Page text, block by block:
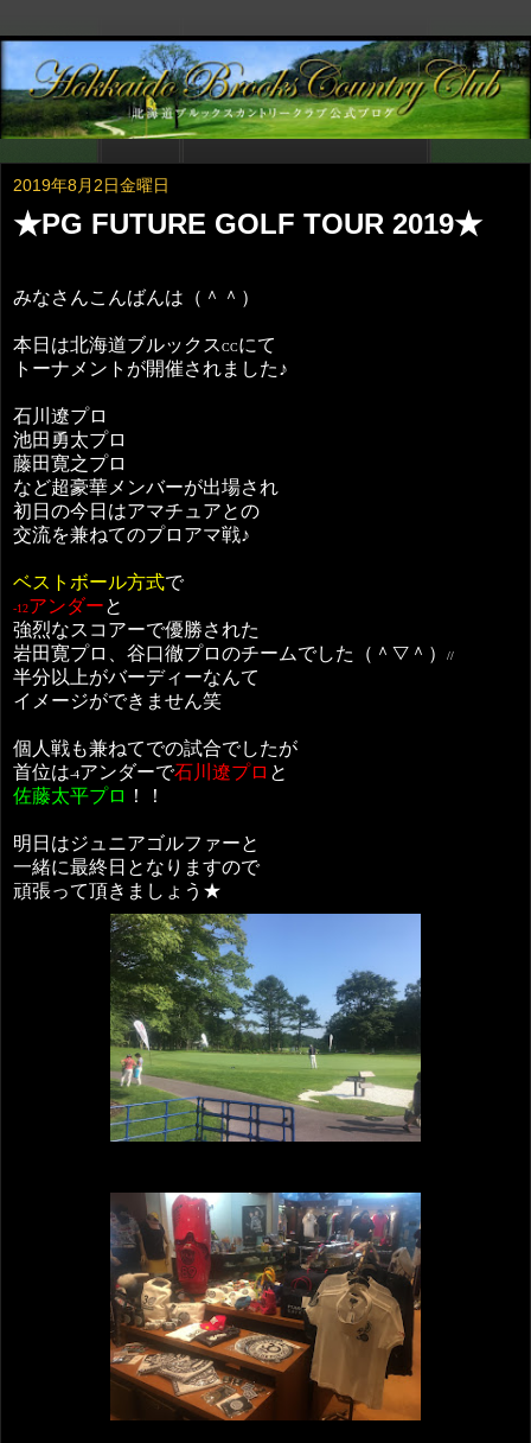
2019年8月2日金曜日
★PG FUTURE GOLF TOUR 2019★
みなさんこんばんは（＾＾）
本日は北海道ブルックスCCにて
トーナメントが開催されました♪
石川遼プロ
池田勇太プロ
藤田寛之プロ
など超豪華メンバーが出場され
初日の今日はアマチュアとの
交流を兼ねてのプロアマ戦♪
ベストボール方式で
-12アンダーと
強烈なスコアーで優勝された
岩田寛プロ、谷口徹プロのチームでした（＾▽＾）
//
半分以上がバーディーなんて
イメージができません笑
個人戦も兼ねてでの試合でしたが
首位は-4アンダーで石川遼プロ と
佐藤太平プロ ！！
明日はジュニアゴルファーと
一緒に最終日となりますので
頑張って頂きましょう★